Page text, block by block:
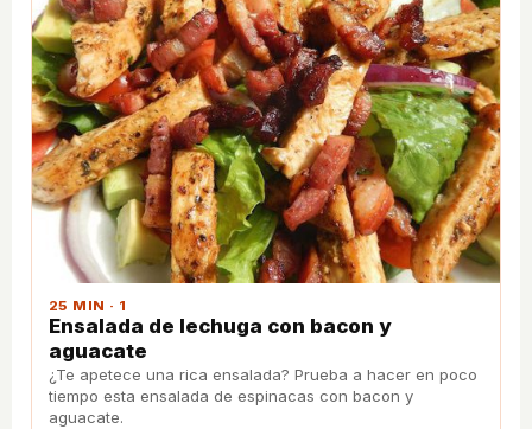
25 MIN · 1
Ensalada de lechuga con bacon y
aguacate
¿Te apetece una rica ensalada? Prueba a hacer en poco
tiempo esta ensalada de espinacas con bacon y
aguacate.